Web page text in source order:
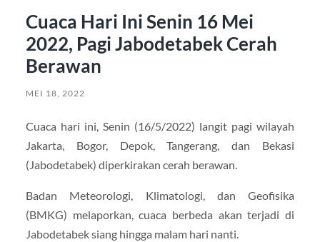
Cuaca Hari Ini Senin 16 Mei
2022, Pagi Jabodetabek Cerah
Berawan
MEI 18, 2022
Cuaca hari ini, Senin (16/5/2022) langit pagi wilayah
Jakarta, Bogor, Depok, Tangerang, dan Bekasi
(Jabodetabek) diperkirakan cerah berawan.
Badan Meteorologi, Klimatologi, dan Geofisika
(BMKG) melaporkan, cuaca berbeda akan terjadi di
Jabodetabek siang hingga malam hari nanti.